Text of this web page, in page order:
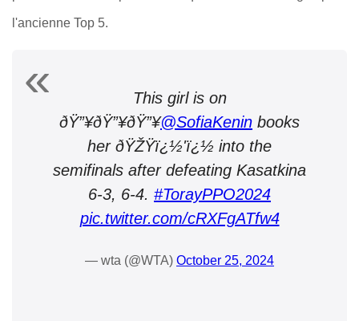
l'ancienne Top 5.
This girl is on
ðŸ”¥ðŸ”¥ðŸ”¥@SofiaKenin books
her ðŸŽŸï¿½'ï¿½ into the
semifinals after defeating Kasatkina
6-3, 6-4. #TorayPPO2024
pic.twitter.com/cRXFgATfw4
— wta (@WTA) October 25, 2024